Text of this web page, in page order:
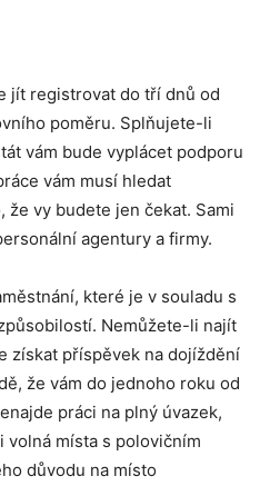
jít registrovat do tří dnů od
poměru. Splňujete-li
vám bude vyplácet podporu
vám musí hledat
že vy budete jen čekat. Sami
agentury a firmy.
které je v souladu s
Nemůžete-li najít
získat příspěvek na dojíždění
že vám do jednoho roku od
práci na plný úvazek,
volná místa s polovičním
důvodu na místo